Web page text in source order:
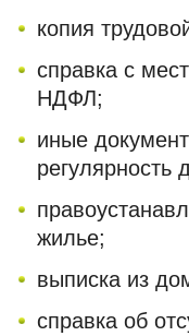
копия
справка с
НДФЛ;
иные
регулярность
жилье;
выписка из
справка об